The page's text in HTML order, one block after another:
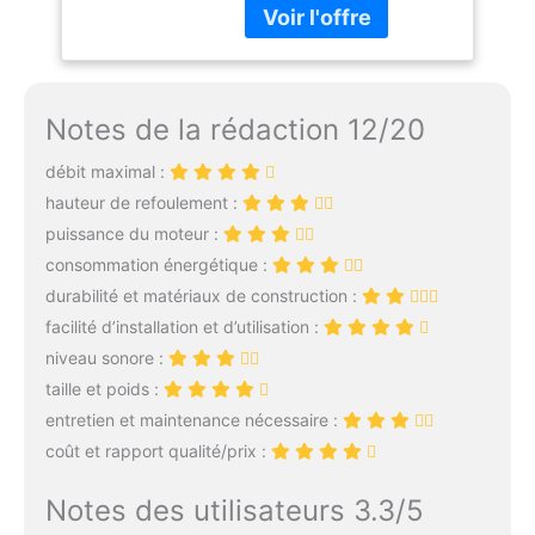
rapide et facile des
sans effort, il peut
transférer l’huile entre les
conteneurs de manière
efficace et fluide.
Utilisation simple :
appuyant sur l'ampoule
pour démarrer le siphon,
assur-ant un débit fluide
qui facilite le trans-fert de
le capuchon d'air pour
maintenir l'efficacité.
Facile à ranger :
ergonomique pour le
confort, cette pompe à
Notes de la rédaction 12/20
débit maximal :
hauteur de refoulement :
puissance du moteur :
consommation énergétique :
durabilité et matériaux de construction :
facilité d’installation et d’utilisation :
niveau sonore :
taille et poids :
entretien et maintenance nécessaire :
coût et rapport qualité/prix :
Notes des utilisateurs 3.3/5